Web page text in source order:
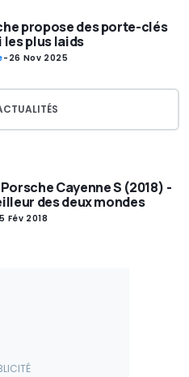
propose des porte-clés
les plus laids
- 26 Nov 2025
Cayenne S (2018) -
des deux mondes
Fév 2018